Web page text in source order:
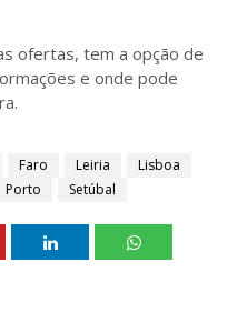
ofertas, tem a opção de
e onde pode
Faro Leiria
Lisboa
Porto Setúbal